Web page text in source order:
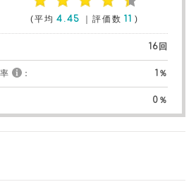
(平均 4.45 ｜評価数 11 )
16回
： 1％
0％